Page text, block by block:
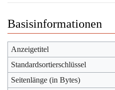
Basisinformationen
Anzeigetitel
Standardsortierschlüssel
Seitenlänge (in Bytes)